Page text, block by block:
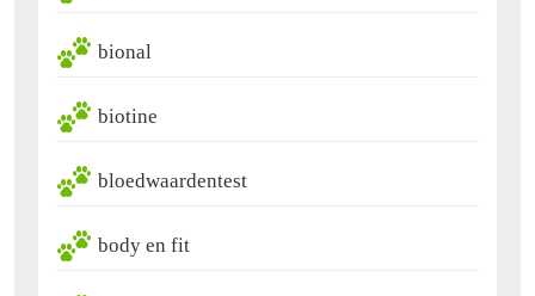
bional
biotine
bloedwaardentest
body en fit